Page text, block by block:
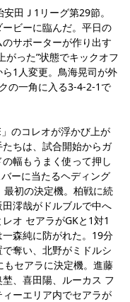
ール
ラブ
田Ｊ1リーグ第29節。
ビーに臨んだ。平日の
サポーターが作り出す
がった”状態でキックオフ
1人変更。鳥海晃司が外
の一角に入る3-4-2-1で
のコレオが浮かび上が
ちは、試合開始からガ
幅もうまく使って押し
ーに当たるヘディング
初の決定機。柏戦に続
澪哉がドルブルで中へ
オ セアラがGKと1対1
森純に防がれた。19分
奪い、北野がミドルシ
セアラに決定機。進藤
、喜田陽、ルーカス フ
ーエリア内でセアラが